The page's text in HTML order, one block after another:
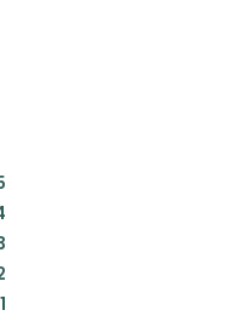
:
:
:
:
1: